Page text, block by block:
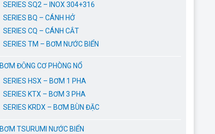
SERIES SQ2 – INOX 304+316
SERIES BQ – CÁNH HỞ
SERIES CQ – CÁNH CẮT
SERIES TM – BƠM NƯỚC BIỂN
BƠM ĐỘNG CƠ PHÒNG NỔ
SERIES HSX – BƠM 1 PHA
SERIES KTX – BƠM 3 PHA
SERIES KRDX – BƠM BÙN ĐẶC
BƠM TSURUMI NƯỚC BIỂN